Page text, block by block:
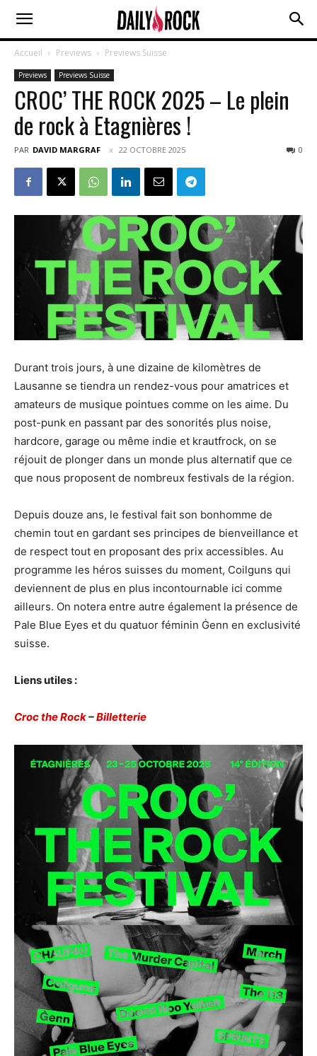
Accueil Previews Previews Suisse
Previews Previews Suisse
CROC’ THE ROCK 2025 – Le plein
de rock à Etagnières !
PAR DAVID MARGRAF 22 OCTOBRE 2025 0
Durant trois jours, à une dizaine de kilomètres de
Lausanne se tiendra un rendez-vous pour amatrices et
amateurs de musique pointues comme on les aime. Du
post-punk en passant par des sonorités plus noise,
hardcore, garage ou même indie et krautfrock, on se
réjouit de plonger dans un monde plus alternatif que ce
que nous proposent de nombreux festivals de la région.
Depuis douze ans, le festival fait son bonhomme de
chemin tout en gardant ses principes de bienveillance et
de respect tout en proposant des prix accessibles. Au
programme les héros suisses du moment, Coilguns qui
deviennent de plus en plus incontournable ici comme
ailleurs. On notera entre autre également la présence de
Pale Blue Eyes et du quatuor féminin Ġenn en exclusivité
suisse.
Liens utiles :
CroctheRock–Billetterie